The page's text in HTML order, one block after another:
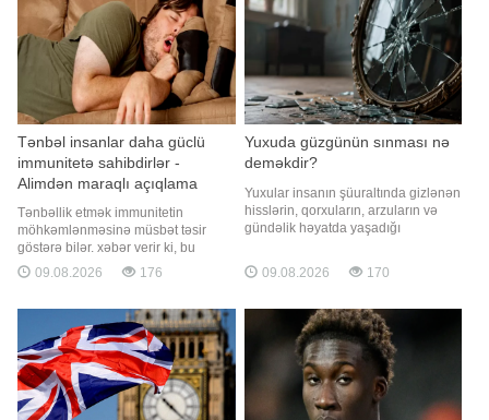
apardıqları analizlər göstəri
Atlantic"
Tənbəl insanlar daha güclü
immunitetə sahibdirlər -
Alimdən maraqlı açıqlama
Tənbəllik etmək immunitetin
möhkəmlənməsinə müsbət təsir
göstərə bilər. xəbər verir ki, bu
barədə rusiyalı tibb elmləri
namizədi, Perm Milli Tədqiqat
Biotexnologiya kafedrasının baş
elmi işçisi Valeri Litvinov TASS-a
müsahibəsində bildirib. Mütəxəssis
qeyd edib ki
09.08.2026 176
Yuxuda güzgünün sınması nə
deməkdir?
Yuxular insanın şüuraltında gizlənən
hisslərin, qorxuların, arzuların və
gündəlik həyatda yaşadığı
çıxması kimi qəbul edilir. Yuxuda
güzgü görmək də maraqlı
insanın özünə baxışı, daxili dünyası,
münasibətləri və həyatında baş
verən dəyişikliklərl
09.08.2026 170